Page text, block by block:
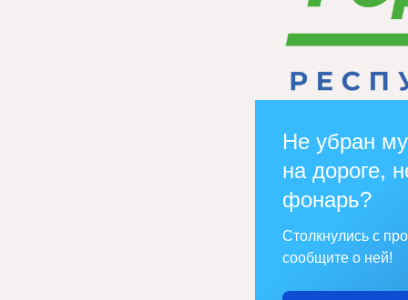
Не убран
на дороге,
фонарь?
Столкнулись с
сообщите о ней!